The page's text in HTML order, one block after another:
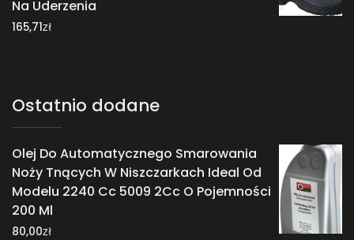
Na Uderzenia
165,71zł
Ostatnio dodane
Olej Do Automatycznego Smarowania
Noży Tnących W Niszczarkach Ideal Od
Modelu 2240 Cc 5009 2Cc O Pojemności
200 Ml
80,00zł